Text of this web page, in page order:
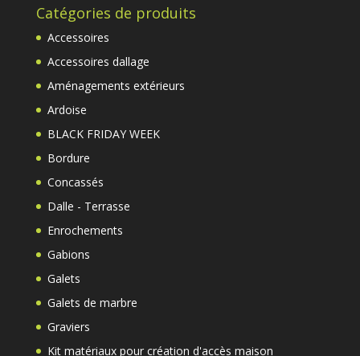
Catégories de produits
Accessoires
Accessoires dallage
Aménagements extérieurs
Ardoise
BLACK FRIDAY WEEK
Bordure
Concassés
Dalle - Terrasse
Enrochements
Gabions
Galets
Galets de marbre
Graviers
Kit matériaux pour création d'accès maison